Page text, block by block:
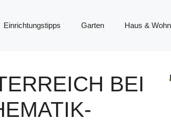
Einrichtungstipps Garten Haus &
BEI